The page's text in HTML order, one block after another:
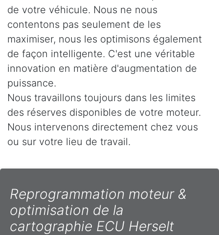
de votre véhicule. Nous ne nous
contentons pas seulement de les
maximiser, nous les optimisons également
de façon intelligente. C'est une véritable
innovation en matière d'augmentation de
puissance.
Nous travaillons toujours dans les limites
des réserves disponibles de votre moteur.
Nous intervenons directement chez vous
ou sur votre lieu de travail.
Reprogrammation moteur &
optimisation de la
cartographie ECU Herselt